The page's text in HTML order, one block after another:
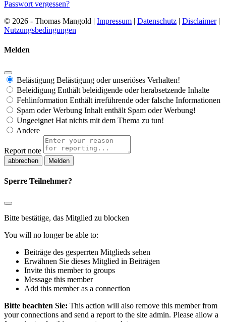
Passwort vergessen?
© 2026 - Thomas Mangold | Impressum | Datenschutz | Disclaimer|
Nutzungsbedingungen
Melden
Belästigung Belästigung oder unseriöses Verhalten!
Beleidigung Enthält beleidigende oder herabsetzende Inhalte
Fehlinformation Enthält irreführende oder falsche Informationen
Spam oder Werbung Inhalt enthält Spam oder Werbung!
Ungeeignet Hat nichts mit dem Thema zu tun!
Andere
Report note
Melden
Sperre Teilnehmer?
Bitte bestätige, das Mitglied zu blocken
You will no longer be able to:
Beiträge des gesperrten Mitglieds sehen
Erwähnen Sie dieses Mitglied in Beiträgen
Invite this member to groups
Message this member
Add this member as a connection
Bitte beachten Sie: This action will also remove this member from
your connections and send a report to the site admin. Please allow a